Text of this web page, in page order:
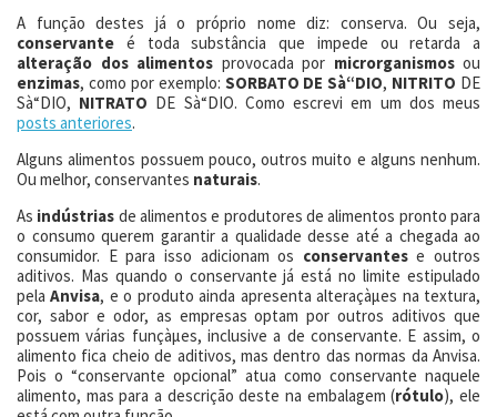
A função destes já o próprio nome diz: conserva. Ou seja,
conservante é toda substância que impede ou retarda a
alteração dos alimentos provocada por microrganismosou
enzimas, como por exemplo: SORBATO DE Sà“DIO, NITRITO DE
Sà“DIO, NITRATO DE Sà“DIO. Como escrevi em um dos meus
posts anteriores.
Alguns alimentos possuem pouco, outros muito e alguns nenhum.
Ou melhor, conservantes naturais.
As indústrias de alimentos e produtores de alimentos pronto para
o consumo querem garantir a qualidade desse até a chegada ao
consumidor. E para isso adicionam os conservantese outros
aditivos. Mas quando o conservante já está no limite estipulado
pelaAnvisa, e o produto ainda apresenta alteraçàµes na textura,
cor, sabor e odor, as empresas optam por outros aditivos que
possuem várias funçàµes, inclusive a de conservante. E assim, o
alimento fica cheio de aditivos, mas dentro das normas da Anvisa.
Pois o “conservante opcional” atua como conservante naquele
alimento, mas para a descrição deste na embalagem (rótulo), ele